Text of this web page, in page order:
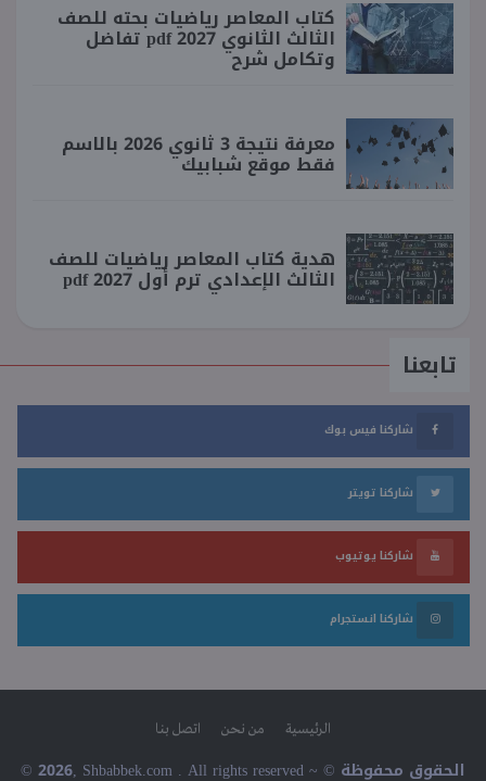
كتاب المعاصر رياضيات بحته للصف
الثالث الثانوي 2027 pdf تفاضل
وتكامل شرح
معرفة نتيجة 3 ثانوي 2026 بالاسم
فقط موقع شبابيك
هدية كتاب المعاصر رياضيات للصف
الثالث الإعدادي ترم أول 2027 pdf
تابعنا
شاركنا فيس بوك
شاركنا تويتر
شاركنا يوتيوب
شاركنا انستجرام
الرئيسية من نحن اتصل بنا
© 2026, Shbabbek.com . All rights reserved ~ © الحقوق محفوظة